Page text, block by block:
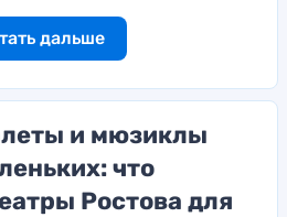
дальше
и мюзиклы
что
Ростова для